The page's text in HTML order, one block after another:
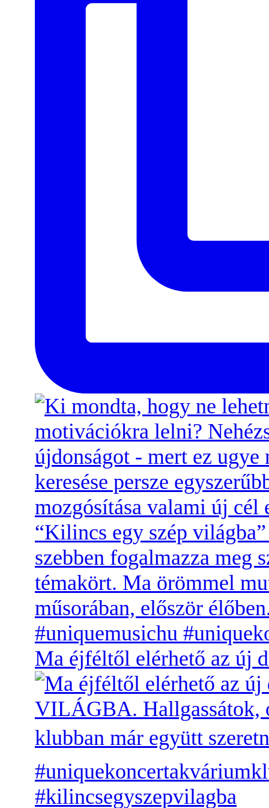
Ma éjféltől elérhető az új